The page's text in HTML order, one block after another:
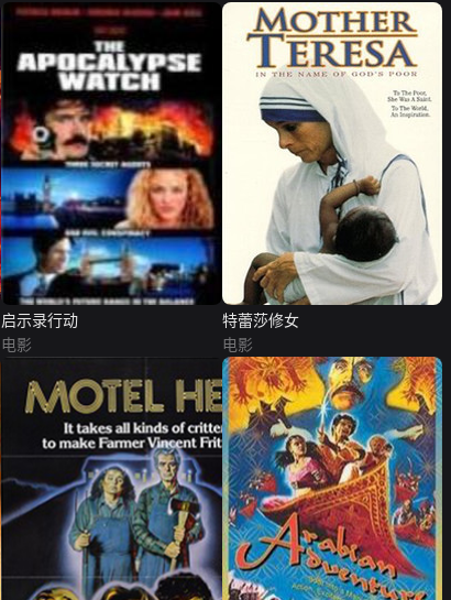
启示录行动
电影
特蕾莎修女
电影